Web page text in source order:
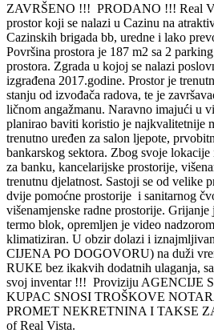
ZAVRŠENO !!! PRODANO !!! Real
prostor koji se nalazi u Cazinu na
Cazinskih brigada bb, uredne i lako
Površina prostora je 187 m2 sa 2
prostora. Zgrada u kojoj se nalazi
izgrađena 2017.godine. Prostor je
stanju od izvođača radova, te je
ličnom angažmanu. Naravno imajući u
planirao baviti koristio je najkvalitetnije
trenutno uređen za salon ljepote,
bankarskog sektora. Zbog svoje
za banku, kancelarijske prostorije,
trenutnu djelatnost. Sastoji se od velike
dvije pomoćne prostorije i sanitarnog
višenamjenske radne prostorije. Grijanje
termo blok, opremljen je video
klimatiziran. U obzir dolazi i
CIJENA PO DOGOVORU) na duži
RUKE bez ikakvih dodatnih ulaganja,
svoj inventar !!! Proviziju AGENCIJE
KUPAC SNOSI TROŠKOVE
PROMET NEKRETNINA I TAKSE
of Real Vista.